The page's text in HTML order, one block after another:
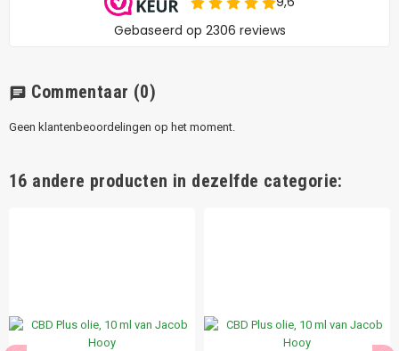
chat Commentaar (0)
Geen klantenbeoordelingen op het moment.
16 andere producten in dezelfde categorie: